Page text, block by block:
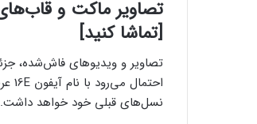
[تماشا کنید]
نسل‌های قبلی خود خواهد داشت.